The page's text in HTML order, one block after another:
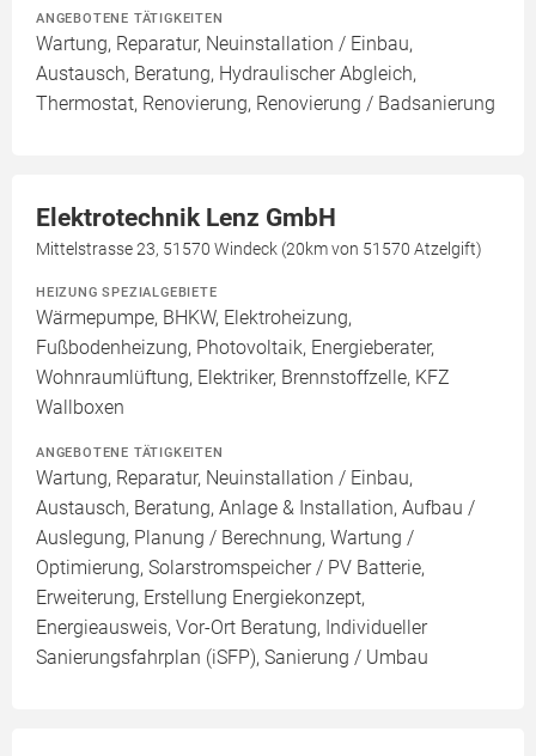
ANGEBOTENE TÄTIGKEITEN
Wartung, Reparatur, Neuinstallation / Einbau,
Austausch, Beratung, Hydraulischer Abgleich,
Thermostat, Renovierung, Renovierung / Badsanierung
Elektrotechnik Lenz GmbH
Mittelstrasse 23, 51570 Windeck (20km von 51570 Atzelgift)
HEIZUNG SPEZIALGEBIETE
Wärmepumpe, BHKW, Elektroheizung,
Fußbodenheizung, Photovoltaik, Energieberater,
Wohnraumlüftung, Elektriker, Brennstoffzelle, KFZ
Wallboxen
ANGEBOTENE TÄTIGKEITEN
Wartung, Reparatur, Neuinstallation / Einbau,
Austausch, Beratung, Anlage & Installation, Aufbau /
Auslegung, Planung / Berechnung, Wartung /
Optimierung, Solarstromspeicher / PV Batterie,
Erweiterung, Erstellung Energiekonzept,
Energieausweis, Vor-Ort Beratung, Individueller
Sanierungsfahrplan (iSFP), Sanierung / Umbau